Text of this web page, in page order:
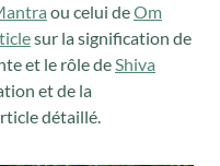
ou celui deOm
sur la signification de
et le rôle deShiva
et de la
détaillé.